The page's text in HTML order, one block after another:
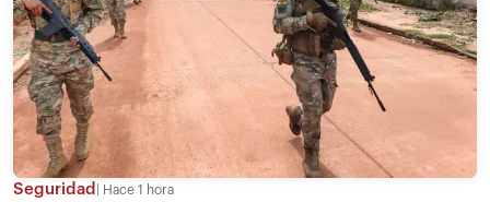
Seguridad Hace 1 hora